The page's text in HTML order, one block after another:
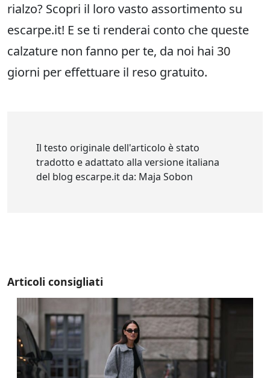
rialzo? Scopri il loro vasto assortimento su
escarpe.it! E se ti renderai conto che queste
calzature non fanno per te, da noi hai 30
giorni per effettuare il reso gratuito.
Il testo originale dell'articolo è stato
tradotto e adattato alla versione italiana
del blog escarpe.it da: Maja Sobon
Articoli consigliati